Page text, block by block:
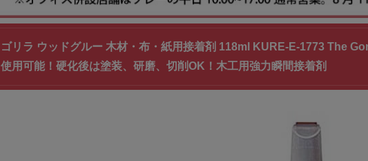
ゴリラ ウッドグルー 木材・布・紙用接着剤 118ml KURE-E-1773 The
使用可能！硬化後は塗装、研磨、切削OK！木工用強力瞬間接着剤